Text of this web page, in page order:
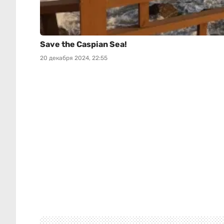
Save the Caspian Sea!
20 декабря 2024, 22:55